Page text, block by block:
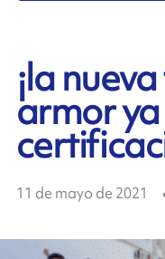
¡la
armor
11 de mayo de 2021